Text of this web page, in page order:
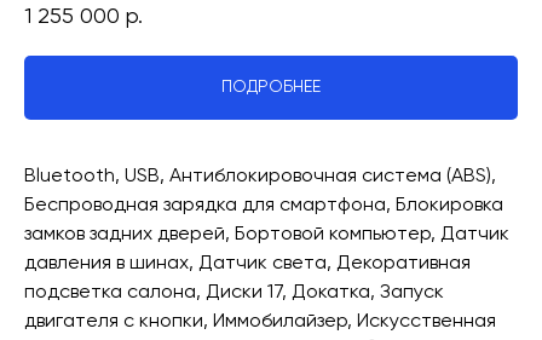
1 255 000 р.
ПОДРОБНЕЕ
Bluetooth, USB, Антиблокировочная система (ABS),
Беспроводная зарядка для смартфона, Блокировка
замков задних дверей, Бортовой компьютер, Датчик
давления в шинах, Датчик света, Декоративная
подсветка салона, Диски 17, Докатка, Запуск
двигателя с кнопки, Иммобилайзер, Искусственная